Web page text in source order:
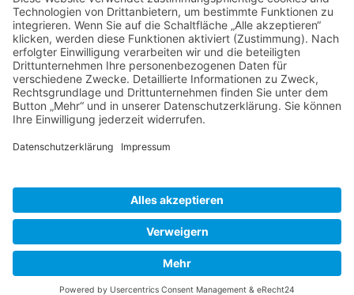
Südtirol
USA
Weihnachten
Weihnachtstexte
Datenschutzerklärung
Impressum
Cookie-Einstellungen